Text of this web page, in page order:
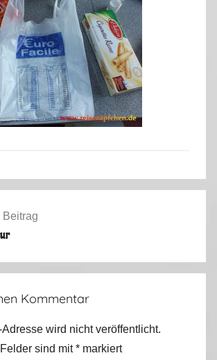
Beitrag
Kommentar
wird nicht veröffentlicht.
sind mit* markiert